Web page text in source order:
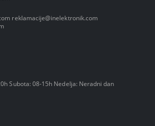
reklamacije@inelektronik.com
Subota: 08-15h Nedelja: Neradni dan